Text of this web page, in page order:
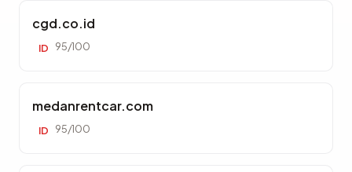
cgd.co.id
ID 95/100
medanrentcar.com
ID 95/100